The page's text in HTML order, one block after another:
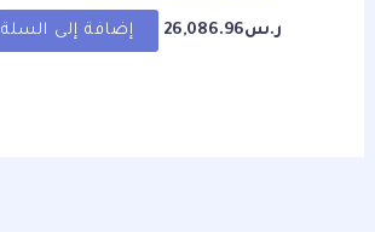
ر.س26,086.96 إضافة إلى السلة